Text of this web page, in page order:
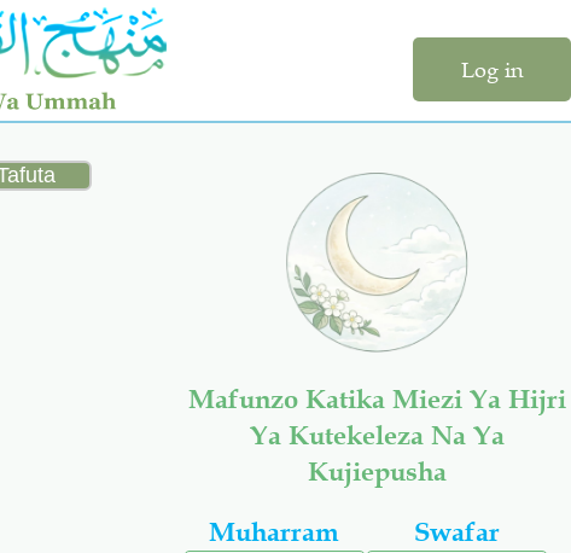
Log in
Mafunzo Katika Miezi Ya Hijri
Ya Kutekeleza Na Ya
Kujiepusha
Muharram
Swafar